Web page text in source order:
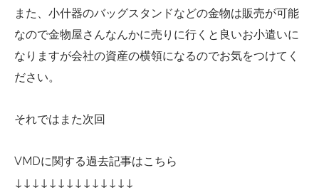
また、小什器のバッグスタンドなどの金物は販売が可能
なので金物屋さんなんかに売りに行くと良いお小遣いに
なりますが会社の資産の横領になるのでお気をつけてく
ださい。
それではまた次回
VMDに関する過去記事はこちら
↓↓↓↓↓↓↓↓↓↓↓↓↓↓